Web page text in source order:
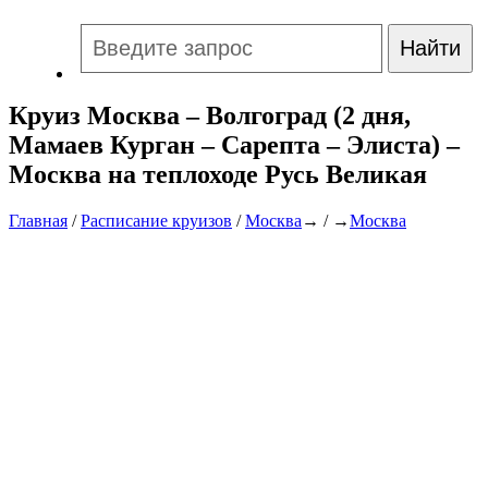
Круиз Москва – Волгоград (2 дня,
Мамаев Курган – Сарепта – Элиста) –
Москва на теплоходе Русь Великая
Главная /Расписание круизов /Москва → / →Москва